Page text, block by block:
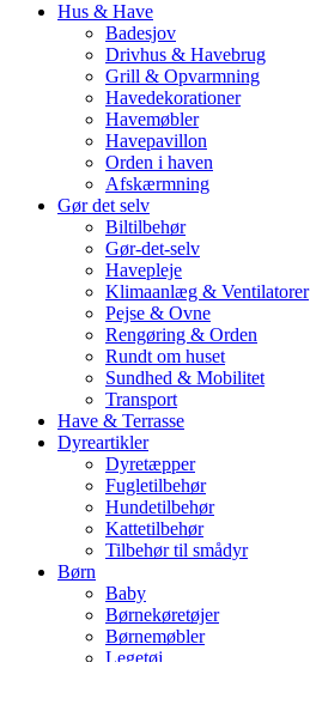
Hus & Have
Badesjov
Drivhus & Havebrug
Grill & Opvarmning
Havedekorationer
Havemøbler
Havepavillon
Orden i haven
Afskærmning
Gør det selv
Biltilbehør
Gør-det-selv
Havepleje
Klimaanlæg & Ventilatorer
Pejse & Ovne
Rengøring & Orden
Rundt om huset
Sundhed & Mobilitet
Transport
Have & Terrasse
Dyreartikler
Dyretæpper
Fugletilbehør
Hundetilbehør
Kattetilbehør
Tilbehør til smådyr
Børn
Baby
Børnekøretøjer
Børnemøbler
Legetøj